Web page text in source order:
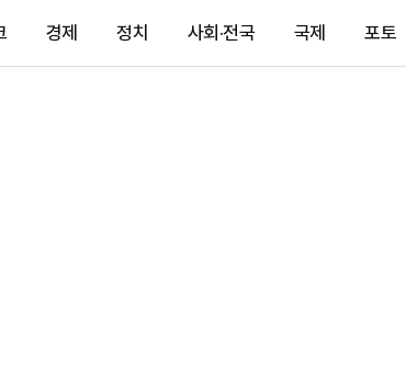
경제 정치 사회·전국 국제 포토